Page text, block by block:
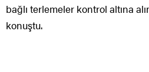
bağlı terlemeler kontrol altına
konuştu.